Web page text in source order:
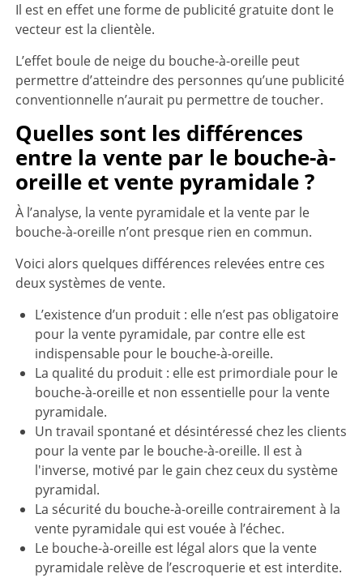
Il est en effet une forme de publicité gratuite dont le
vecteur est la clientèle.
L’effet boule de neige du bouche-à-oreille peut
permettre d’atteindre des personnes qu’une publicité
conventionnelle n’aurait pu permettre de toucher.
Quelles sont les différences
entre la vente par le bouche-à-
oreille et vente pyramidale ?
À l’analyse, la vente pyramidale et la vente par le
bouche-à-oreille n’ont presque rien en commun.
Voici alors quelques différences relevées entre ces
deux systèmes de vente.
L’existence d’un produit : elle n’est pas obligatoire
pour la vente pyramidale, par contre elle est
indispensable pour le bouche-à-oreille.
La qualité du produit : elle est primordiale pour le
bouche-à-oreille et non essentielle pour la vente
pyramidale.
Un travail spontané et désintéressé chez les clients
pour la vente par le bouche-à-oreille. Il est à
l'inverse, motivé par le gain chez ceux du système
pyramidal.
La sécurité du bouche-à-oreille contrairement à la
vente pyramidale qui est vouée à l’échec.
Le bouche-à-oreille est légal alors que la vente
pyramidale relève de l’escroquerie et est interdite.